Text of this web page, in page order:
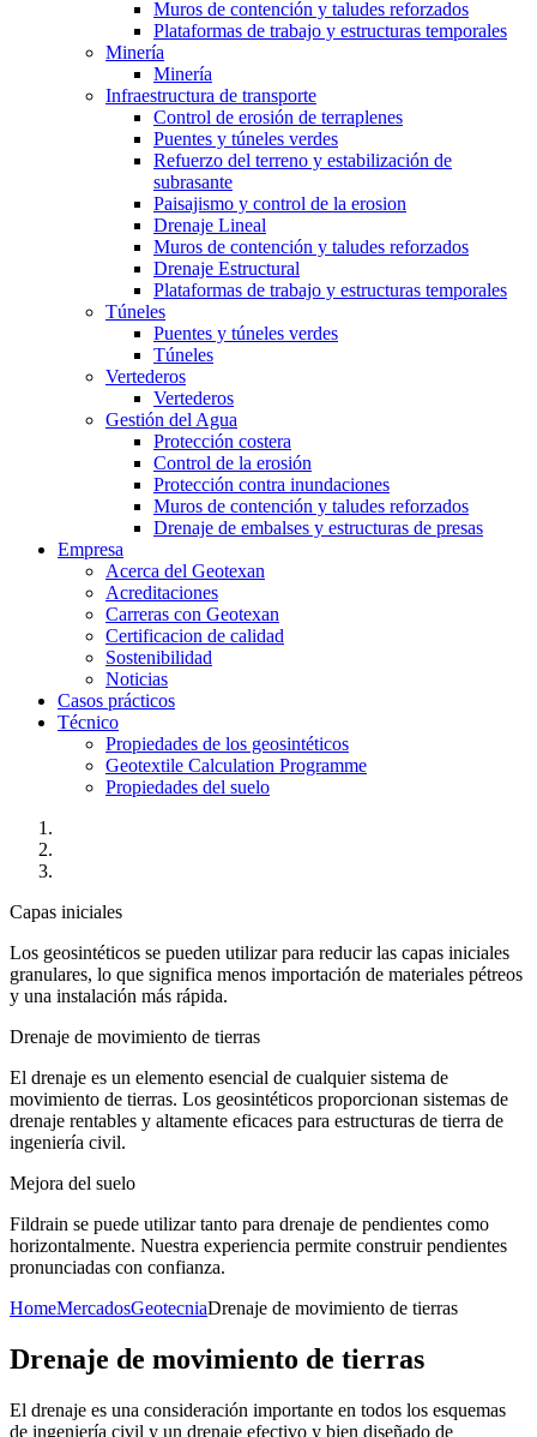
Muros de contención y taludes reforzados
Plataformas de trabajo y estructuras temporales
Minería
Minería
Infraestructura de transporte
Control de erosión de terraplenes
Puentes y túneles verdes
Refuerzo del terreno y estabilización de
subrasante
Paisajismo y control de la erosion
Drenaje Lineal
Muros de contención y taludes reforzados
Drenaje Estructural
Plataformas de trabajo y estructuras temporales
Túneles
Puentes y túneles verdes
Túneles
Vertederos
Vertederos
Gestión del Agua
Protección costera
Control de la erosión
Protección contra inundaciones
Muros de contención y taludes reforzados
Drenaje de embalses y estructuras de presas
Empresa
Acerca del Geotexan
Acreditaciones
Carreras con Geotexan
Certificacion de calidad
Sostenibilidad
Noticias
Casos prácticos
Técnico
Propiedades de los geosintéticos
Geotextile Calculation Programme
Propiedades del suelo
Capas iniciales
Los geosintéticos se pueden utilizar para reducir las capas iniciales
granulares, lo que significa menos importación de materiales pétreos
y una instalación más rápida.
Drenaje de movimiento de tierras
El drenaje es un elemento esencial de cualquier sistema de
movimiento de tierras. Los geosintéticos proporcionan sistemas de
drenaje rentables y altamente eficaces para estructuras de tierra de
ingeniería civil.
Mejora del suelo
Fildrain se puede utilizar tanto para drenaje de pendientes como
horizontalmente. Nuestra experiencia permite construir pendientes
pronunciadas con confianza.
HomeMercadosGeotecniaDrenaje de movimiento de tierras
Drenaje de movimiento de tierras
El drenaje es una consideración importante en todos los esquemas
de ingeniería civil y un drenaje efectivo y bien diseñado de